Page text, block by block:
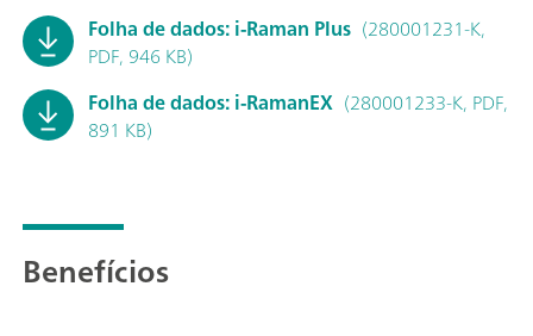
Folha de dados: i-Raman Plus (280001231-K,
PDF, 946 KB)
Folha de dados: i-RamanEX (280001233-K, PDF,
891 KB)
Benefícios